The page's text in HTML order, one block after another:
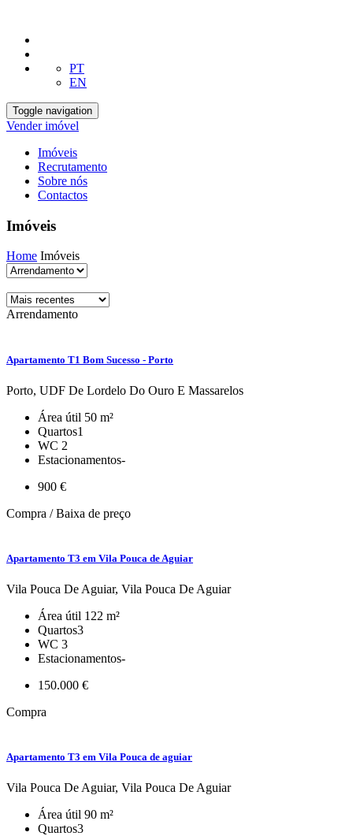
PT
EN
Toggle navigation
Vender imóvel
Imóveis
Recrutamento
Sobre nós
Contactos
Imóveis
Home Imóveis
Arrendamento
Apartamento T1 Bom Sucesso - Porto
Porto, UDF De Lordelo Do Ouro E Massarelos
Área útil 50 m²
Quartos1
WC 2
Estacionamentos-
900 €
Compra / Baixa de preço
Apartamento T3 em Vila Pouca de Aguiar
Vila Pouca De Aguiar, Vila Pouca De Aguiar
Área útil 122 m²
Quartos3
WC 3
Estacionamentos-
150.000 €
Compra
Apartamento T3 em Vila Pouca de aguiar
Vila Pouca De Aguiar, Vila Pouca De Aguiar
Área útil 90 m²
Quartos3